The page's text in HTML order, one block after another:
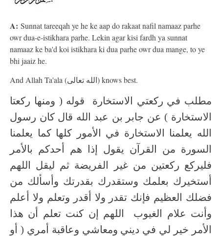
A: Sunnat tareeqah ye he ke aap do rakaat nafil namaaz parhe
owr dua-e-istikhara parhe. Lekin agar kisi fardh ya sunnat
namaaz ke ba'd koi istikhara ki dua parhe owr dua mange, to ye
bhi jaaiz he.
And Allah Ta'ala (الله تعالى) knows best.
مطلب في ركعتي الاستخارة قوله ( ومنها ركعتا
الاستخارة ) عن جابر بن عبد الله قال كان رسول
الله يعلمنا الاستخارة في الأمور كلها كما يعلمنا
السورة من القرآن يقول إذا هم أحدكم بالأمر
فليركع ركعتين من غير الفريضة ثم ليقل اللهم
أستخيرك بعلمك وستقدرك بقدرتك وأسألك من
فضلك العظيم فإنك تقدر ولا أقدر وتعلم ولا أعلم
وأنت علام الغيوب اللهم إن كنت تعلم أن هذا
الأمر خير لي في ديني ومعاشي وعاقبة أمري ( أو